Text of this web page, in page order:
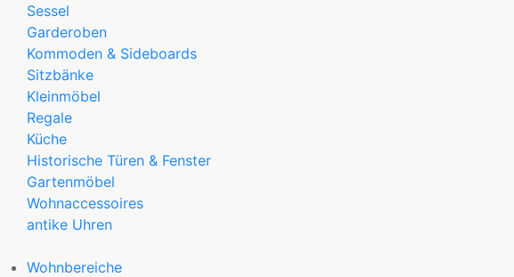
Sessel
Garderoben
Kommoden & Sideboards
Sitzbänke
Kleinmöbel
Regale
Küche
Historische Türen & Fenster
Gartenmöbel
Wohnaccessoires
antike Uhren
Wohnbereiche